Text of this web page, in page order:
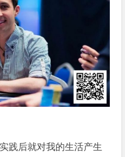
践后就对我的生活产生